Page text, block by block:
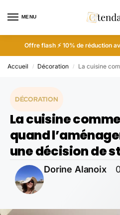
MENU
Offre flash ⚡ 10% de réduction
Accueil / Décoration / La cuisine comme pièce
DÉCORATION
La cuisine
quand
une décision de
Dorine Alanoix